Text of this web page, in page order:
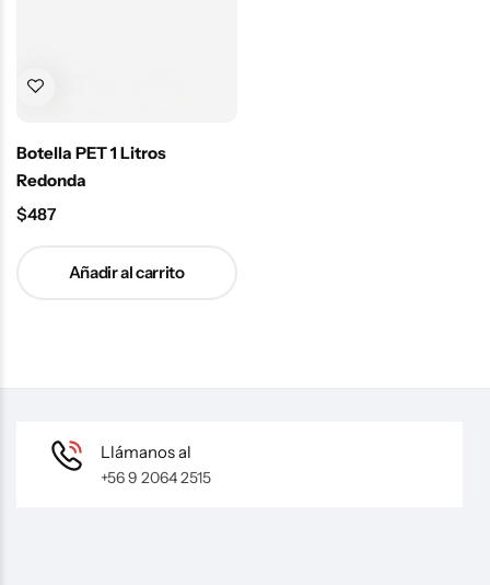
Botella PET 1 Litros
Redonda
$487
Añadir al carrito
Llámanos al
+56 9 2064 2515